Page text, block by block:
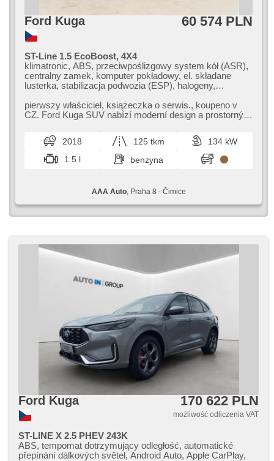
Ford Kuga 60 574 PLN
ST-Line 1.5 EcoBoost, 4X4
klimatronic, ABS, przeciwpoślizgowy system kół (ASR),
centralny zamek, komputer pokładowy, el. składane
lusterka, stabilizacja podwozia (ESP), halogeny,
czujnik ciśnienia opon, USB, automatyczne parkowanie,
podgrzewana przednia szyba, podgrzewana kierownica,
kierowniczego, el. opuszczane szyby, relingi dachowe,
radio fabryczne, automat, napęd 4x4
pierwszy właściciel,​ książeczka o serwis.,​ koupeno v
CZ. Ford Kuga SUV nabízí moderní design a prostorný
2018 125 tkm
134 kW
1.5 l
benzyna
AAA Auto, Praha 8 - Čimice
Ford Kuga 170 622 PLN
możliwość odliczenia VAT
ST-LINE X 2.5 PHEV 243K
ABS, tempomat dotrzymujący odległość, automatické
přepínání dálkových světel, Android Auto, Apple CarPlay,